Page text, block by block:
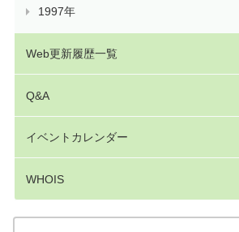
1997年
Web更新履歴一覧
Q&A
イベントカレンダー
WHOIS